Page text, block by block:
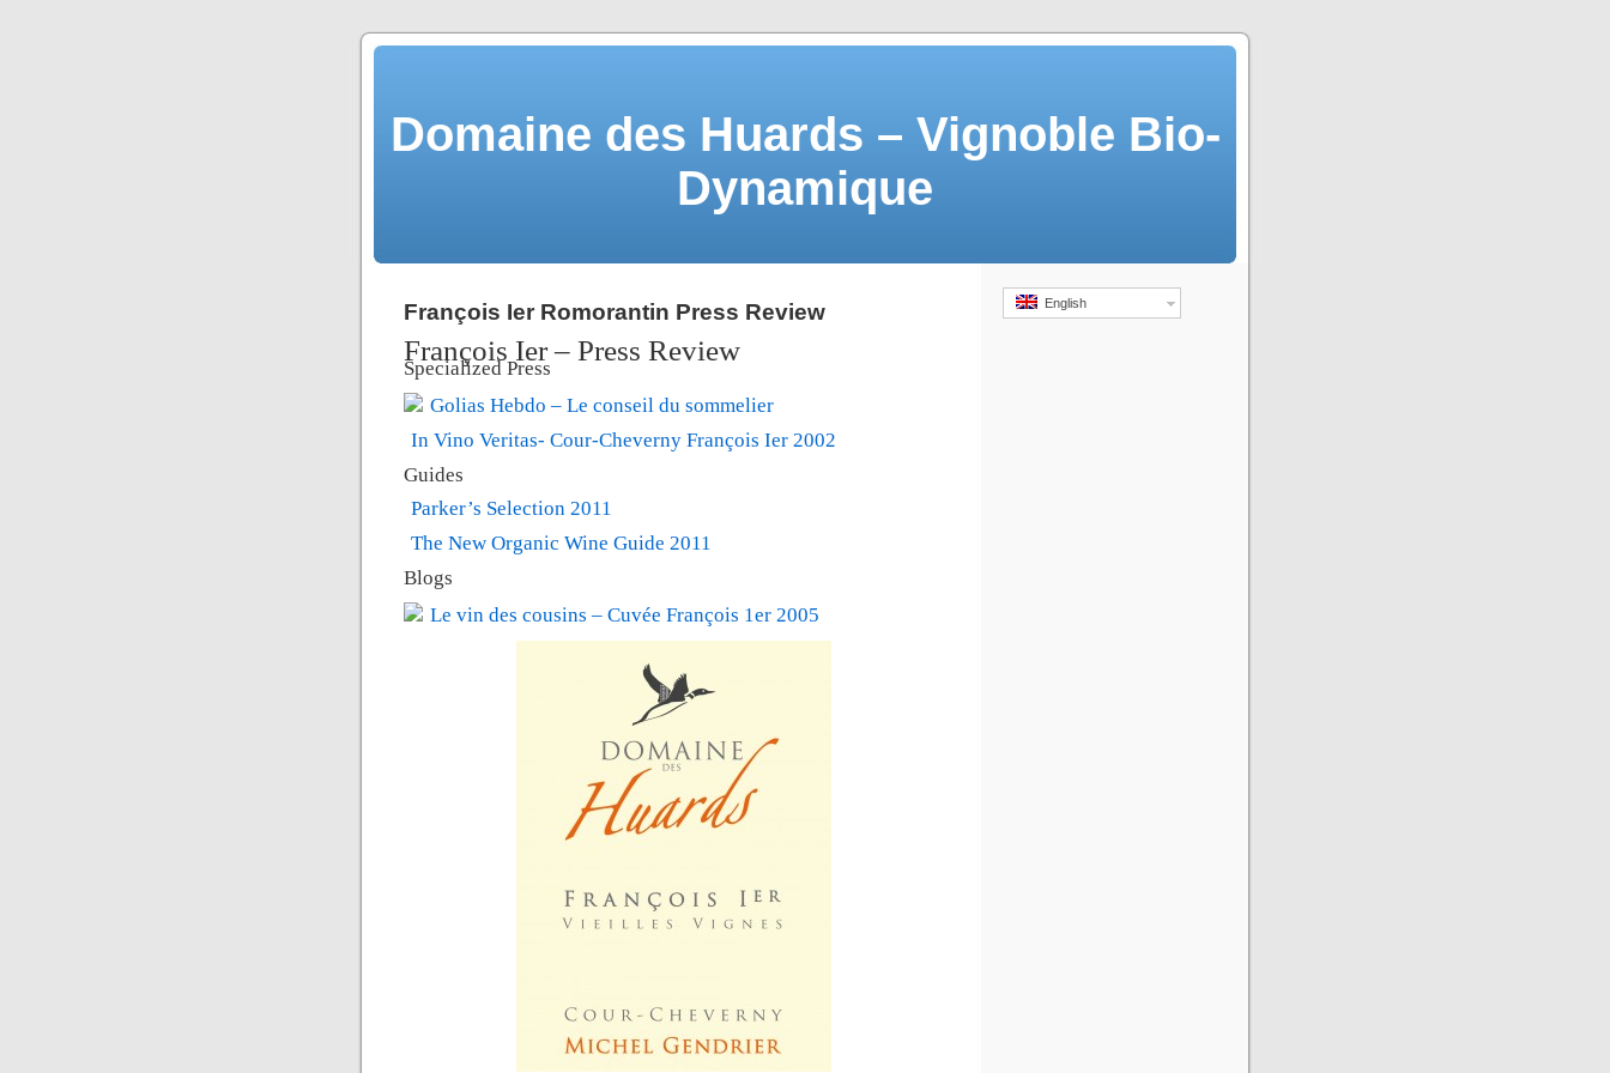
Domaine des Huards – Vignoble Bio-
Dynamique
François Ier Romorantin Press Review
François Ier – Press Review
Specialized Press
Golias Hebdo – Le conseil du sommelier
In Vino Veritas- Cour-Cheverny François Ier 2002
Guides
Parker’s Selection 2011
The New Organic Wine Guide 2011
Blogs
Le vin des cousins – Cuvée François 1er 2005
English